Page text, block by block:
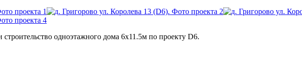
одноэтажного дома 6х11.5м по проекту D6.